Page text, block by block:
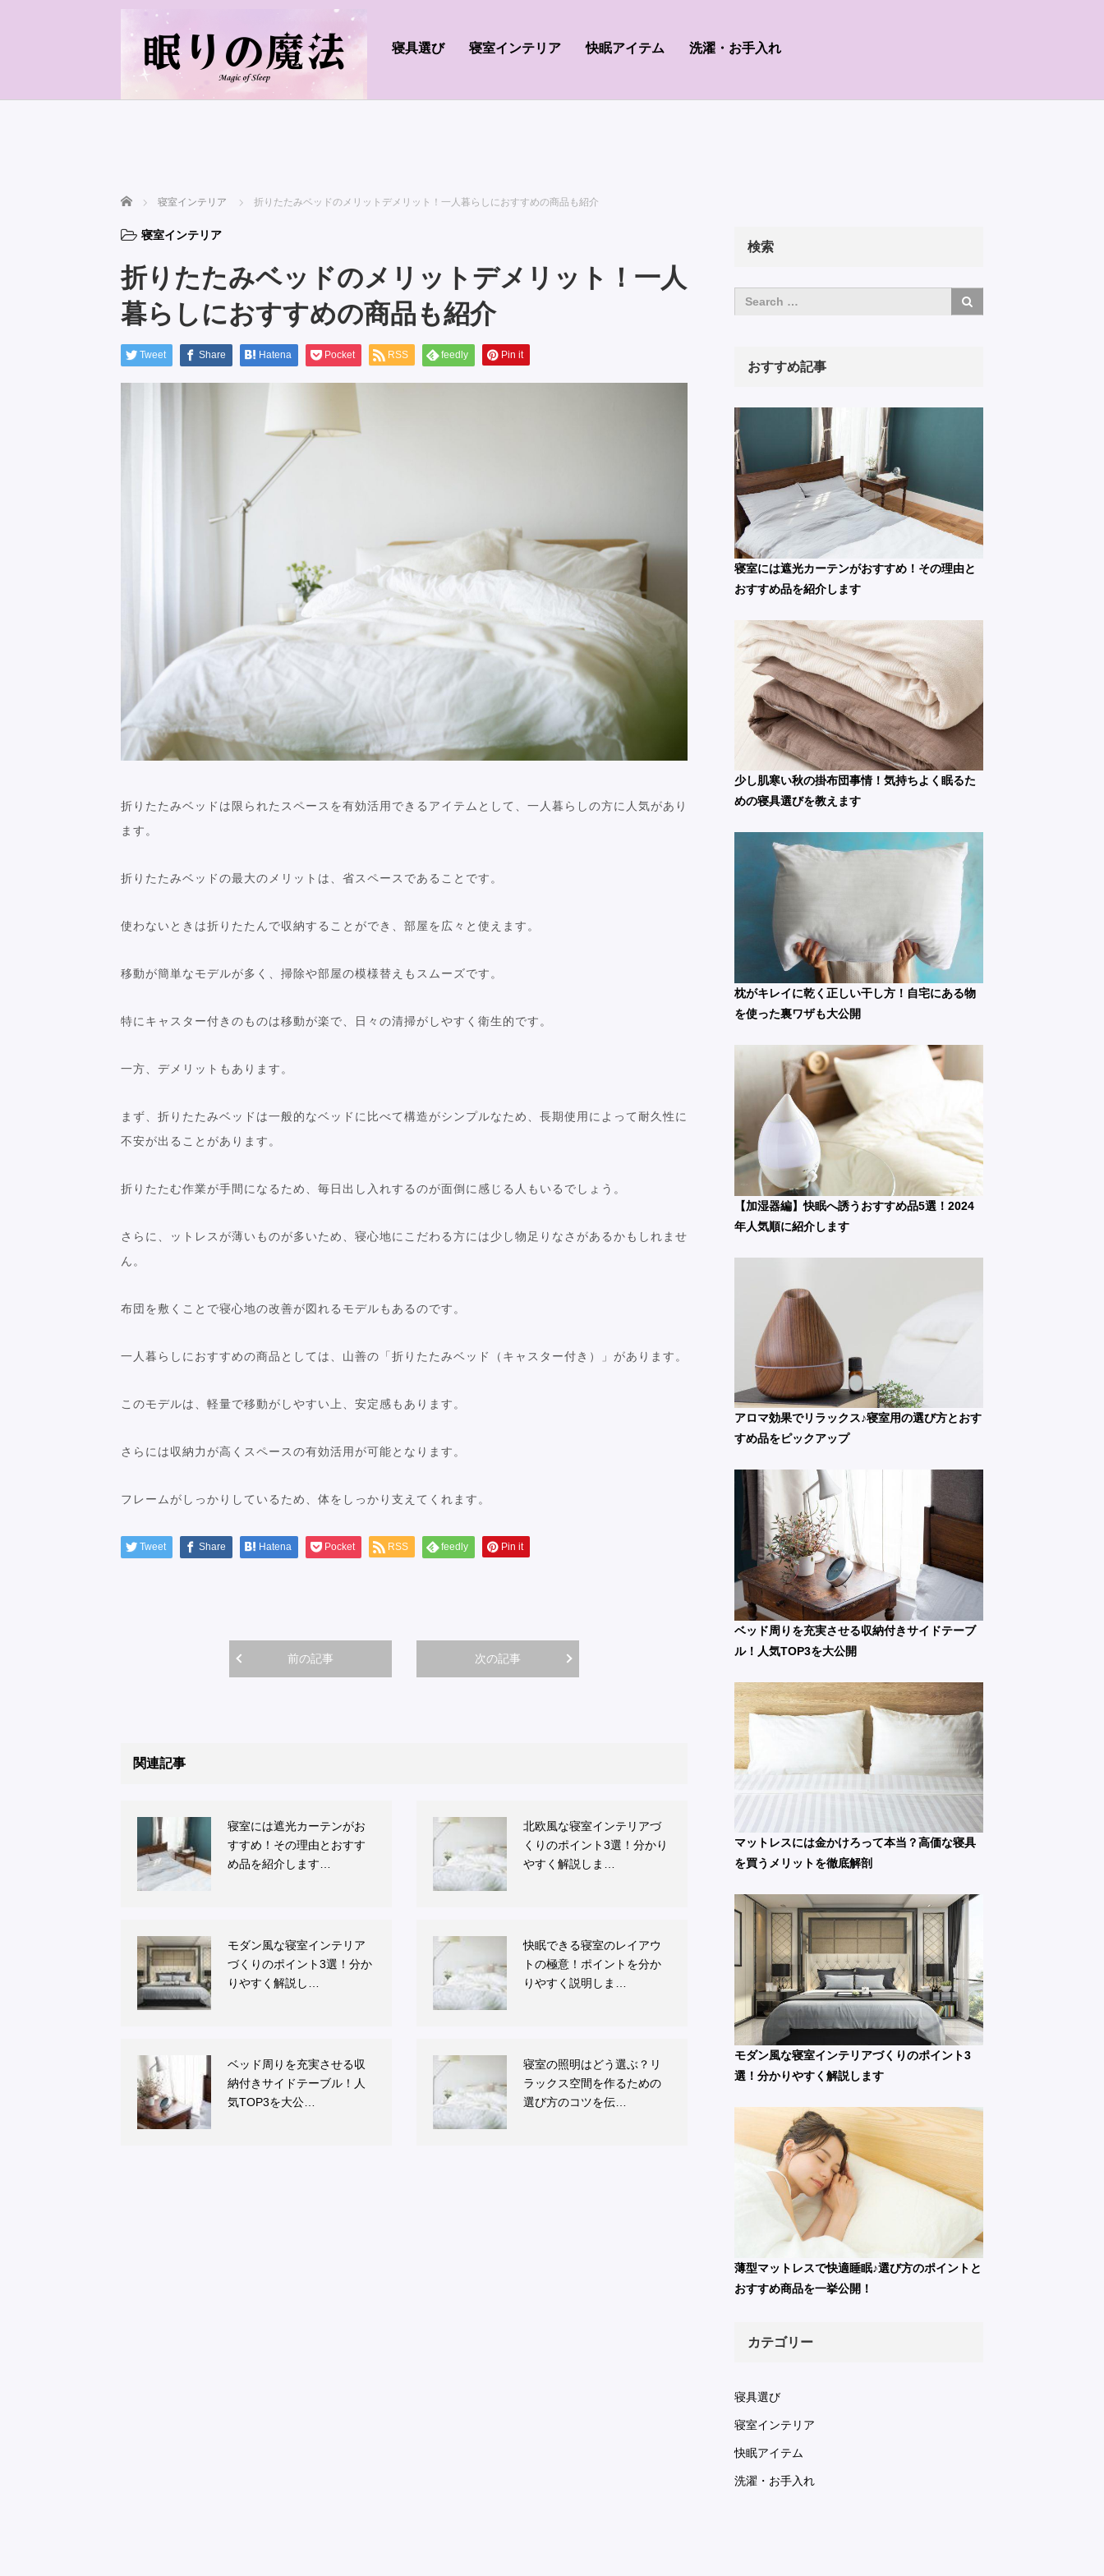
寝具選び 寝室インテリア 快眠アイテム 洗濯・お手入れ
ホーム 寝室インテリア 折りたたみベッドのメリットデメリット！一人暮らしにおすすめの商品も紹介
寝室インテリア
折りたたみベッドのメリットデメリット！一人
暮らしにおすすめの商品も紹介
Tweet Share Hatena Pocket RSS feedly Pin it
折りたたみベッドは限られたスペースを有効活用できるアイテムとして、一人暮らしの方に人気があり
ます。
折りたたみベッドの最大のメリットは、省スペースであることです。
使わないときは折りたたんで収納することができ、部屋を広々と使えます。
移動が簡単なモデルが多く、掃除や部屋の模様替えもスムーズです。
特にキャスター付きのものは移動が楽で、日々の清掃がしやすく衛生的です。
一方、デメリットもあります。
まず、折りたたみベッドは一般的なベッドに比べて構造がシンプルなため、長期使用によって耐久性に
不安が出ることがあります。
折りたたむ作業が手間になるため、毎日出し入れするのが面倒に感じる人もいるでしょう。
さらに、ットレスが薄いものが多いため、寝心地にこだわる方には少し物足りなさがあるかもしれませ
ん。
布団を敷くことで寝心地の改善が図れるモデルもあるのです。
一人暮らしにおすすめの商品としては、山善の「折りたたみベッド（キャスター付き）」があります。
このモデルは、軽量で移動がしやすい上、安定感もあります。
さらには収納力が高くスペースの有効活用が可能となります。
フレームがしっかりしているため、体をしっかり支えてくれます。
Tweet Share Hatena Pocket RSS feedly Pin it
前の記事 次の記事
関連記事
寝室には遮光カーテンがお
すすめ！その理由とおすす
め品を紹介します…
北欧風な寝室インテリアづ
くりのポイント3選！分かり
やすく解説しま…
モダン風な寝室インテリア
づくりのポイント3選！分か
りやすく解説し…
快眠できる寝室のレイアウ
トの極意！ポイントを分か
りやすく説明しま…
ベッド周りを充実させる収
納付きサイドテーブル！人
気TOP3を大公…
寝室の照明はどう選ぶ？リ
ラックス空間を作るための
選び方のコツを伝…
検索
おすすめ記事
寝室には遮光カーテンがおすすめ！その理由と
おすすめ品を紹介します
少し肌寒い秋の掛布団事情！気持ちよく眠るた
めの寝具選びを教えます
枕がキレイに乾く正しい干し方！自宅にある物
を使った裏ワザも大公開
【加湿器編】快眠へ誘うおすすめ品5選！2024
年人気順に紹介します
アロマ効果でリラックス♪寝室用の選び方とおす
すめ品をピックアップ
ベッド周りを充実させる収納付きサイドテーブ
ル！人気TOP3を大公開
マットレスには金かけろって本当？高価な寝具
を買うメリットを徹底解剖
モダン風な寝室インテリアづくりのポイント3
選！分かりやすく解説します
薄型マットレスで快適睡眠♪選び方のポイントと
おすすめ商品を一挙公開！
カテゴリー
寝具選び
寝室インテリア
快眠アイテム
洗濯・お手入れ